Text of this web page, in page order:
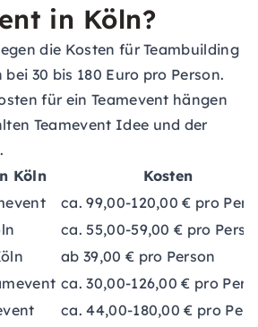
in Köln?
die Kosten für Teambuilding
30 bis 180 Euro pro Person.
für ein Teamevent hängen
Teamevent Idee und der
Köln
Kosten
ca. 99,00-120,00 € pro
ca. 55,00-59,00 € pro
ab 39,00 € pro Person
ca. 30,00-126,00 € pro
ca. 44,00-180,00 € pro